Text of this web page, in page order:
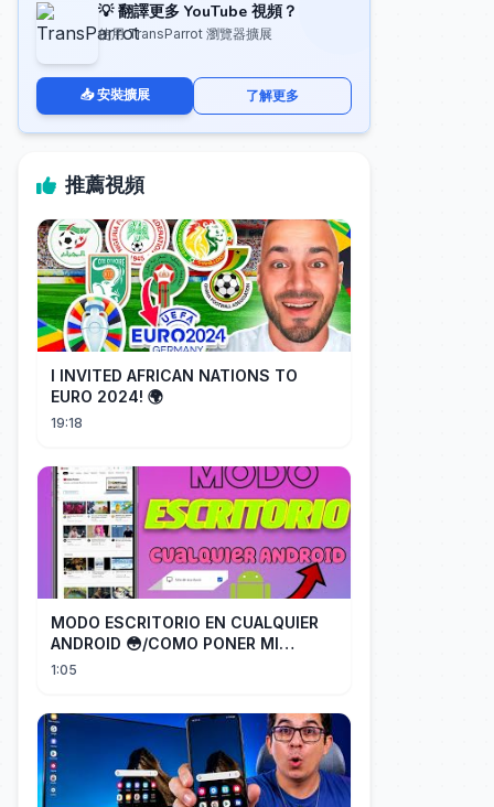
💡 翻譯更多 YouTube 視頻？
使用 TransParrot 瀏覽器擴展
📥 安裝擴展 了解更多
推薦視頻
I INVITED AFRICAN NATIONS TO
EURO 2024! 🌍
19:18
MODO ESCRITORIO EN CUALQUIER
ANDROID 😳/COMO PONER MI
TELÉFONO EN MODO ESCRITORIO
1:05